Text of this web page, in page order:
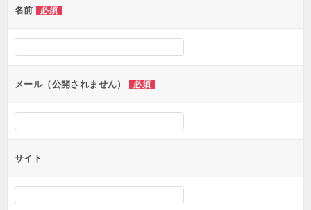
ー
シ
ョ
ン
名前 必須
メール（公開されません） 必須
サイト